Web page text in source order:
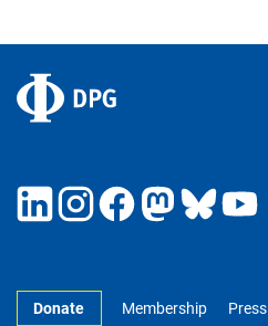
Donate Membership Press